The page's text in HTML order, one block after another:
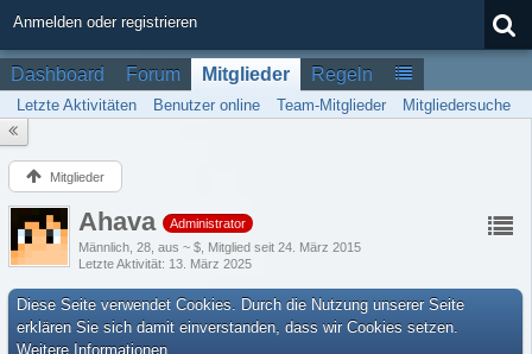
Anmelden oder registrieren
Dashboard Forum Mitglieder Regeln
Letzte Aktivitäten Benutzer online Team-Mitglieder Mitgliedersuche
Mitglieder
Ahava
Administrator
Männlich 28 aus ~ $ Mitglied seit 24. März 2015
Letzte Aktivität 13. März 2025
Diese Seite verwendet Cookies. Durch die Nutzung unserer Seite
erklären Sie sich damit einverstanden, dass wir Cookies setzen.
Weitere Informationen